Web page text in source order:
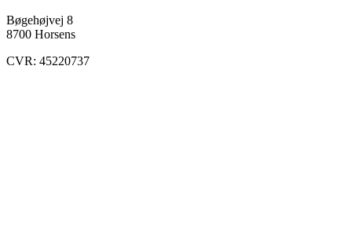
Bøgehøjvej 8
8700 Horsens
CVR: 45220737